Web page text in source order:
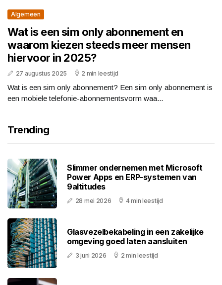
Algemeen
Wat is een sim only abonnement en
waarom kiezen steeds meer mensen
hiervoor in 2025?
27 augustus 2025 2 min leestijd
Wat is een sim only abonnement? Een sim only abonnement is
een mobiele telefonie-abonnementsvorm waa...
Trending
Slimmer ondernemen met Microsoft
Power Apps en ERP-systemen van
9altitudes
28 mei 2026 4 min leestijd
Glasvezelbekabeling in een zakelijke
omgeving goed laten aansluiten
3 juni 2026 2 min leestijd